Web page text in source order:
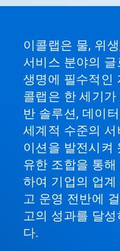
이콜랩은 물, 위
서비스 분야의
생명에 필수적인
콜랩은 한 세기
반 솔루션, 데이
세계적 수준의
이션을 발전시켜
유한 조합을 통
하여 기업의 업
고 운영 전반에
고의 성과를 달
다.